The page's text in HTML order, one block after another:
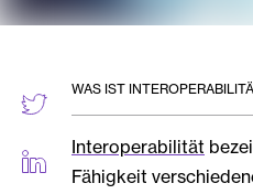
WAS IST
Interoperabilität
Fähigkeit